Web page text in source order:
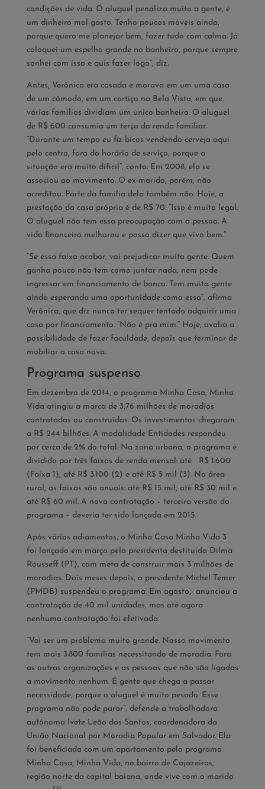
condições de vida. O aluguel penaliza muito a gente, é
um dinheiro mal gasto. Tenho poucos móveis ainda,
porque quero me planejar bem, fazer tudo com calma. Já
coloquei um espelho grande no banheiro, porque sempre
sonhei com isso e quis fazer logo”, diz.
Antes, Verônica era casada e morava em um uma casa
de um cômodo, em um cortiço na Bela Vista, em que
várias famílias dividiam um único banheiro. O aluguel
de R$ 600 consumia um terço da renda familiar.
“Durante um tempo eu fiz bicos vendendo cerveja aqui
pelo centro, fora do horário de serviço, porque a
situação era muito difícil”, conta. Em 2008, ela se
associou ao movimento. O ex-marido, porém, não
acreditou. Parte da família dela também não. Hoje, a
prestação da casa própria é de R$ 70. “Isso é muito legal.
O aluguel não tem essa preocupação com a pessoa. A
vida financeira melhorou e posso dizer que vivo bem.”
“Se essa faixa acabar, vai prejudicar muita gente. Quem
ganha pouco não tem como juntar nada, nem pode
ingressar em financiamento de banco. Tem muita gente
ainda esperando uma oportunidade como essa”, afirma
Verônica, que diz nunca ter sequer tentado adquirir uma
casa por financiamento. “Não é pra mim.” Hoje, avalia a
possibilidade de fazer faculdade, depois que terminar de
mobiliar a casa nova.
Programa suspenso
Em dezembro de 2014, o programa Minha Casa, Minha
Vida atingiu a marca de 3,76 milhões de moradias
contratadas ou construídas. Os investimentos chegaram
a R$ 244 bilhões. A modalidade Entidades respondeu
por cerca de 2% do total. Na zona urbana, o programa é
dividido por três faixas de renda mensal: até R$ 1.600
(Faixa 1), até R$ 3.100 (2) e até R$ 5 mil (3). Na área
rural, as faixas são anuais: até R$ 15 mil, até R$ 30 mil e
até R$ 60 mil. A nova contratação – terceira versão do
programa – deveria ter sido lançada em 2015.
Após vários adiamentos, o Minha Casa­ Minha Vida 3
foi lançado em março pela presidenta destituída Dilma
Rousseff (PT), com meta de construir mais 3 milhões de
moradias. Dois meses depois, o presidente Michel Temer
(PMDB) suspendeu o programa. Em agosto, anunciou a
contratação de 40 mil unidades, mas até agora
nenhuma contratação foi efetivada.
“Vai ser um problema muito grande. Nosso movimento
tem mais 3.800 famílias necessitando de moradia. Fora
as outras organizações e as pessoas que não são ligadas
a movimento nenhum. É gente que chega a passar
necessidade, porque o aluguel é muito pesado. Esse
programa não pode parar”, defende a trabalhadora
autônoma Ivete Leão dos Santos, coordenadora da
União Nacional por Moradia Popular em Salvador. Ela
foi beneficiada com um apartamento pelo programa
Minha Casa, Minha Vida, no bairro de Cajazeiras,
região norte da capital baiana, onde vive com o marido